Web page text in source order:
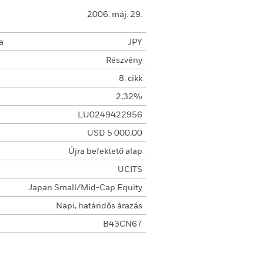
2006. máj. 29.
JPY
Részvény
8. cikk
2,32%
LU0249422956
USD 5 000,00
Újra befektető alap
UCITS
Japan Small/Mid-Cap Equity
Napi, határidős árazás
B43CN67